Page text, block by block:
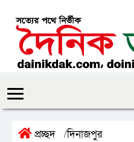
প্রচ্ছদ /দিনাজপুর